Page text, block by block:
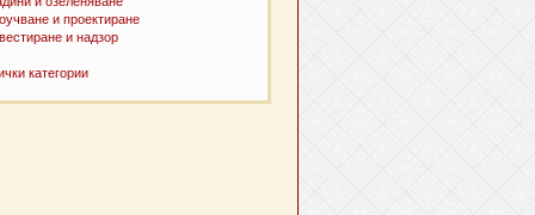
и проектиране
и надзор
категории